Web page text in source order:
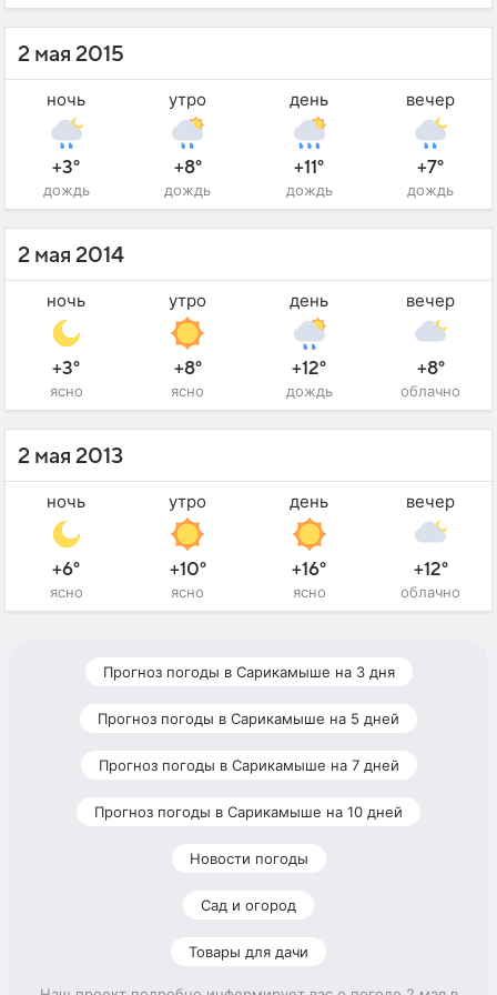
2 мая 2015
ночь
+3°
дождь
утро
+8°
дождь
день
+11°
дождь
вечер
+7°
дождь
2 мая 2014
ночь
+3°
ясно
утро
+8°
ясно
день
+12°
дождь
вечер
+8°
облачно
2 мая 2013
ночь
+6°
ясно
утро
+10°
ясно
день
+16°
ясно
вечер
+12°
облачно
Прогноз погоды в Сарикамыше на 3 дня
Прогноз погоды в Сарикамыше на 5 дней
Прогноз погоды в Сарикамыше на 7 дней
Прогноз погоды в Сарикамыше на 10 дней
Новости погоды
Сад и огород
Товары для дачи